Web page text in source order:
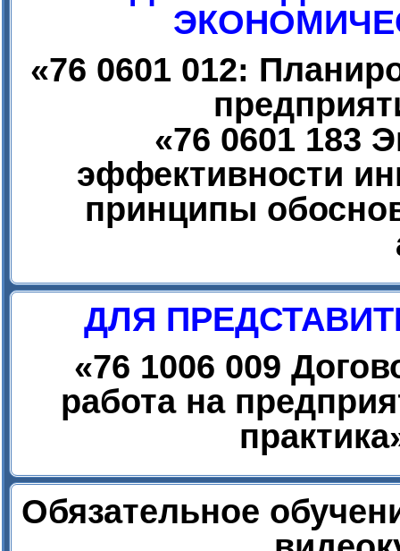
«76 0601 012:
«76 0601 183
эффективности
принципы
ДЛЯ
«76 1006 009
работа на
практика
Обязательное